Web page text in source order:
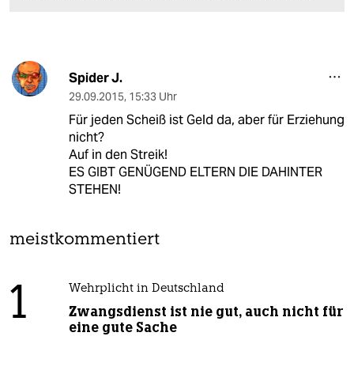
Spider J.
29.09.2015, 15:33 Uhr
Für jeden Scheiß ist Geld da, aber für Erziehung
nicht?
Auf in den Streik!
ES GIBT GENÜGEND ELTERN DIE DAHINTER
STEHEN!
meistkommentiert
1 Wehrplicht in Deutschland
Zwangsdienst ist nie gut, auch nicht für
eine gute Sache